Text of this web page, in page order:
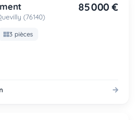
(76140)
85 000 €
3 pièces